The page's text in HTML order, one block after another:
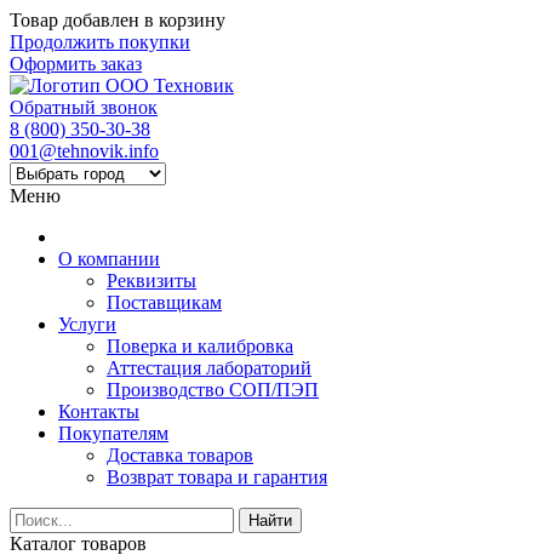
Товар добавлен в корзину
Продолжить покупки
Оформить заказ
Обратный звонок
8 (800) 350-30-38
001@tehnovik.info
Меню
О компании
Реквизиты
Поставщикам
Услуги
Поверка и калибровка
Аттестация лабораторий
Производство СОП/ПЭП
Контакты
Покупателям
Доставка товаров
Возврат товара и гарантия
Найти
Каталог товаров